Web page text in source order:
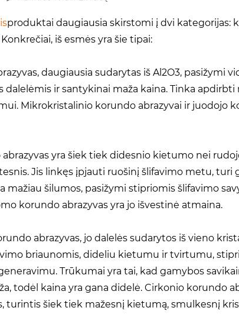
produktai daugiausia skirstomi į dvi kategorijas:
iš esmės yra šie tipai:
daugiausia sudarytas iš Al2O3, pasižymi
dalelėmis ir santykinai maža kaina. Tinka
Mikrokristalinio korundo abrazyvai ir juodojo
yra šiek tiek didesnio kietumo nei
Jis linkęs įpjauti ruošinį šlifavimo metu, turi
mažiau šilumos, pasižymi stipriomis šlifavimo
korundo abrazyvas yra jo išvestinė atmaina.
abrazyvas, jo dalelės sudarytos iš vieno
briaunomis, dideliu kietumu ir tvirtumu,
Trūkumai yra tai, kad gamybos
todėl kaina yra gana didelė. Cirkonio korundo
turintis šiek tiek mažesnį kietumą, smulkesnį